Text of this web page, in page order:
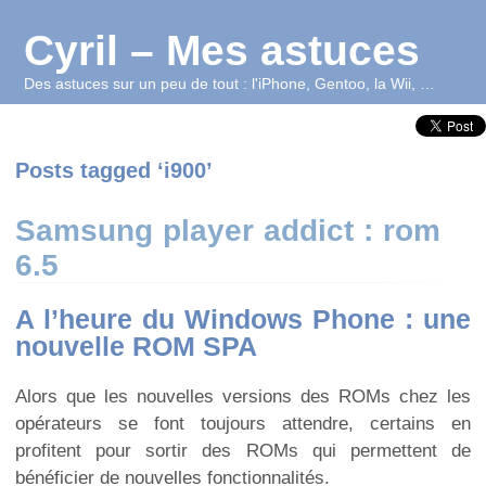
Cyril – Mes astuces
Des astuces sur un peu de tout : l'iPhone, Gentoo, la Wii, …
Posts tagged ‘i900’
Samsung player addict : rom
6.5
A l’heure du Windows Phone : une
nouvelle ROM SPA
Alors que les nouvelles versions des ROMs chez les
opérateurs se font toujours attendre, certains en
profitent pour sortir des ROMs qui permettent de
bénéficier de nouvelles fonctionnalités.